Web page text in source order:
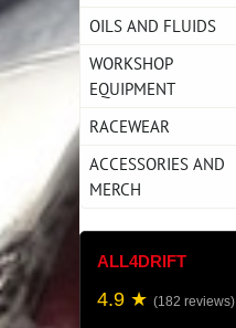
OILS AND FLUIDS
WORKSHOP
EQUIPMENT
RACEWEAR
ACCESSORIES AND
MERCH
ALL4DRIFT
4.9 ★ (182 reviews)